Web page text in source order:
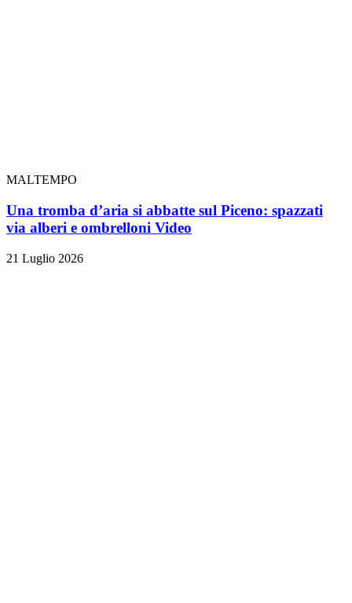
MALTEMPO
Una tromba d’aria si abbatte sul Piceno: spazzati
via alberi e ombrelloni Video
21 Luglio 2026